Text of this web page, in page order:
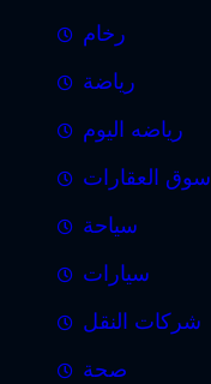
رخام
رياضة
رياضه اليوم
سوق العقارات
سياحة
سيارات
شركات النقل
صحة